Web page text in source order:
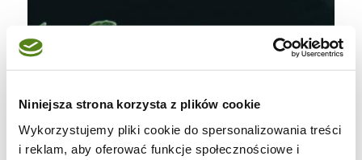
Niniejsza strona korzysta z plików cookie
Wykorzystujemy pliki cookie do spersonalizowania treści
i reklam, aby oferować funkcje społecznościowe i